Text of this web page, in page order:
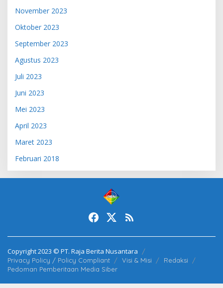
November 2023
Oktober 2023
September 2023
Agustus 2023
Juli 2023
Juni 2023
Mei 2023
April 2023
Maret 2023
Februari 2018
Copyright 2023 © PT. Raja Berita Nusantara
Privacy Policy / Policy Compliant Visi & Misi
Redaksi
Pedoman Pemberitaan Media Siber